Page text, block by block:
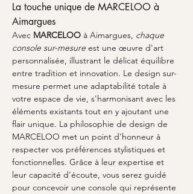
La touche unique de MARCELOO à
Aimargues
Avec MARCELOO à Aimargues, chaque
console sur-mesure est une œuvre d'art
personnalisée, illustrant le délicat équilibre
entre tradition et innovation. Le design sur-
mesure permet une adaptabilité totale à
votre espace de vie, s'harmonisant avec les
éléments existants tout en y ajoutant une
flair unique. La philosophie de design de
MARCELOO met un point d'honneur à
respecter vos préférences stylistiques et
fonctionnelles. Grâce à leur expertise et
leur capacité d'écoute, vous serez guidé
pour concevoir une console qui représente